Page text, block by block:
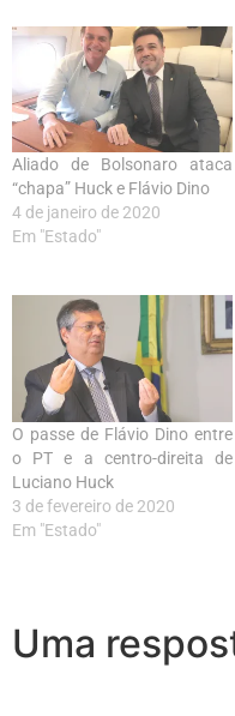
Aliado de Bolsonaro ataca
“chapa” Huck e Flávio Dino
4 de janeiro de 2020
Em "Estado"
O passe de Flávio Dino entre
o PT e a centro-direita de
Luciano Huck
3 de fevereiro de 2020
Em "Estado"
Uma